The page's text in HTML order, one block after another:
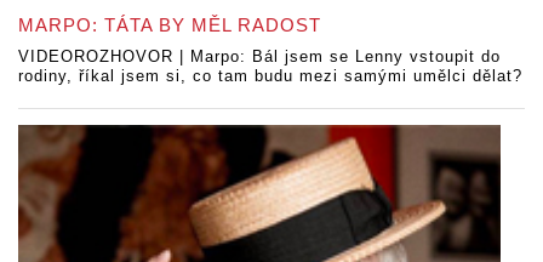
MARPO: TÁTA BY MĚL RADOST
VIDEOROZHOVOR | Marpo: Bál jsem se Lenny vstoupit do
rodiny, říkal jsem si, co tam budu mezi samými umělci dělat?